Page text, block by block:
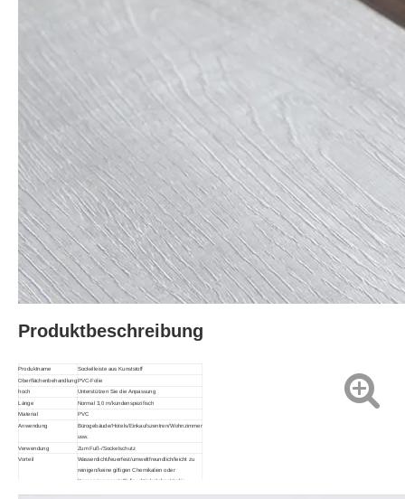
Produktbeschreibung
Produktname
Sockelleiste aus Kunststoff
OberflächenbehandlungPVC-Folie
hoch
Unterstützen Sie die Anpassung
Länge
Normal 3,0 m/kundenspezifisch
Material
PVC
Anwendung
Bürogebäude/Hotels/Einkaufszentren/Wohnzimmer
usw.
Verwendung Zum Fuß-/Sockelschutz
Vorteil
Wasserdicht/feuerfest/umweltfreundlich/leicht zu
reinigen/keine giftigen Chemikalien oder
Konservierungsstoffe/feuchtigkeitsbeständig